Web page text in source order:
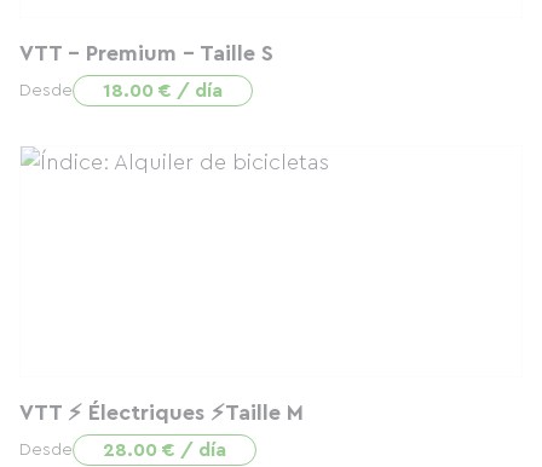
VTT - Premium - Taille S
Desde 18.00 € / día
VTT ⚡️ Électriques ⚡️Taille M
Desde 28.00 € / día